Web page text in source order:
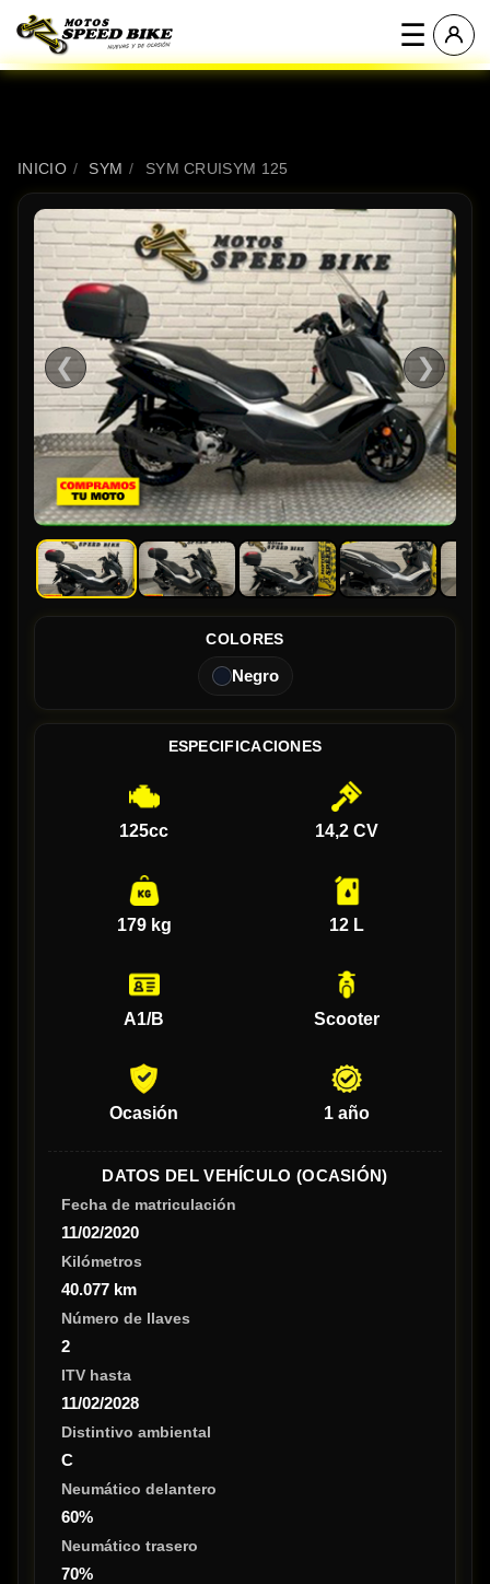
☰
INICIO / SYM / SYM CRUISYM 125
❮ ❯
COLORES
Negro
ESPECIFICACIONES
125cc 14,2 CV
179 kg 12 L
A1/B Scooter
Ocasión 1 año
DATOS DEL VEHÍCULO (OCASIÓN)
Fecha de matriculación
11/02/2020
Kilómetros
40.077 km
Número de llaves
2
ITV hasta
11/02/2028
Distintivo ambiental
C
Neumático delantero
60%
Neumático trasero
70%